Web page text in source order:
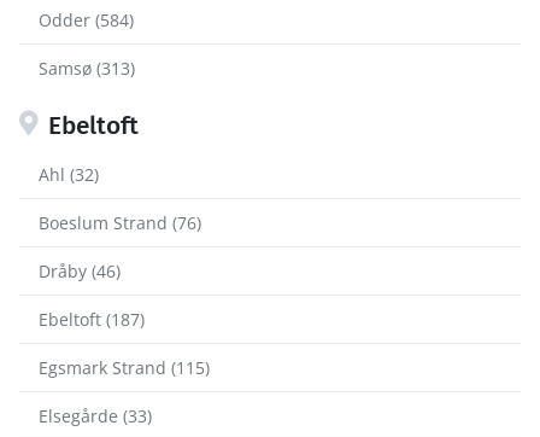
Odder (584)
Samsø (313)
Ebeltoft
Ahl (32)
Boeslum Strand (76)
Dråby (46)
Ebeltoft (187)
Egsmark Strand (115)
Elsegårde (33)